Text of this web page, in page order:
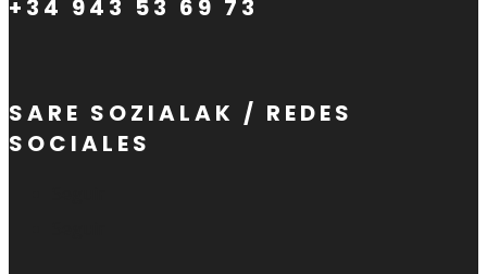
+34 943 53 69 73
SARE SOZIALAK / REDES
SOCIALES